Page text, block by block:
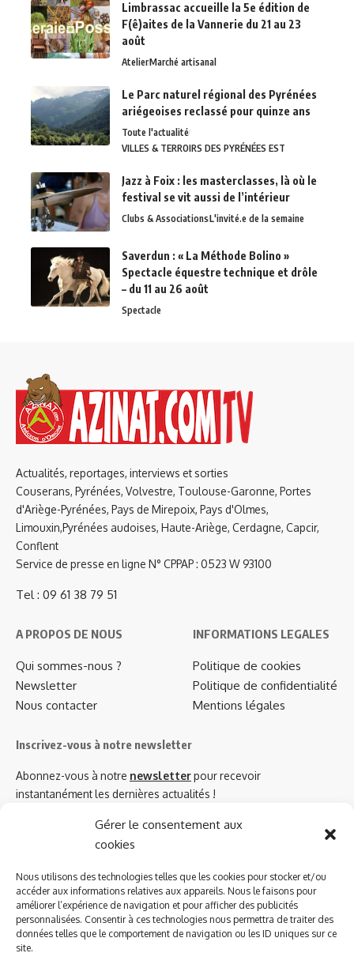
Gérer le consentement aux
cookies
Nous utilisons des technologies telles que les cookies pour stocker et/ou
accéder aux informations relatives aux appareils. Nous le faisons pour
améliorer l’expérience de navigation et pour afficher des publicités
personnalisées. Consentir à ces technologies nous permettra de traiter des
données telles que le comportement de navigation ou les ID uniques sur ce
site.
Limbrassac accueille la 5e édition de
F(ê)aites de la Vannerie du 21 au 23
août
AtelierMarché artisanal
Le Parc naturel régional des Pyrénées
ariégeoises reclassé pour quinze ans
Toute l'actualité
VILLES & TERROIRS DES PYRÉNÉES EST
Jazz à Foix : les masterclasses, là où le
festival se vit aussi de l’intérieur
Clubs & AssociationsL'invité.e de la semaine
Saverdun : « La Méthode Bolino »
Spectacle équestre technique et drôle
– du 11 au 26 août
Spectacle
Actualités, reportages, interviews et sorties
Couserans, Pyrénées, Volvestre, Toulouse-Garonne, Portes
d'Ariège-Pyrénées, Pays de Mirepoix, Pays d'Olmes,
Limouxin,Pyrénées audoises, Haute-Ariège, Cerdagne, Capcir,
Conflent
Service de presse en ligne N° CPPAP : 0523 W 93100
Tel : 09 61 38 79 51
A PROPOS DE NOUS
Qui sommes-nous ?
Newsletter
Nous contacter
INFORMATIONS LEGALES
Politique de cookies
Politique de confidentialité
Mentions légales
Inscrivez-vous à notre newsletter
Abonnez-vous à notre newsletterpour recevoir
instantanément les dernières actualités !
Azinat.com TV soutient